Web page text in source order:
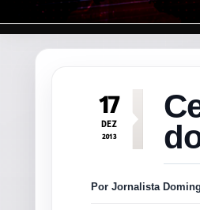
17
DEZ
2013
Por Jornalista